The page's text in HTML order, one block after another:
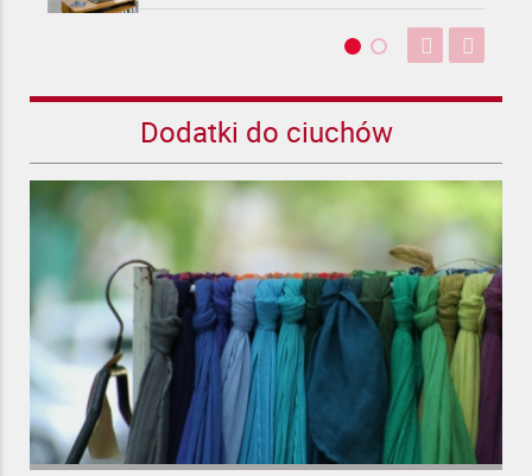
Dodatki do ciuchów